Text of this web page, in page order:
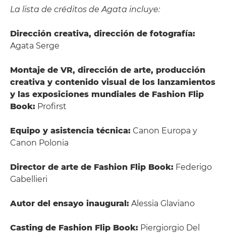
La lista de créditos de Agata incluye:
Dirección creativa, dirección de fotografía:
Agata Serge
Montaje de VR, dirección de arte, producción
creativa y contenido visual de los lanzamientos
y las exposiciones mundiales de Fashion Flip
Book: Profirst
Equipo y asistencia técnica: Canon Europa y
Canon Polonia
Director de arte de Fashion Flip Book: Federigo
Gabellieri
Autor del ensayo inaugural: Alessia Glaviano
Casting de Fashion Flip Book: Piergiorgio Del